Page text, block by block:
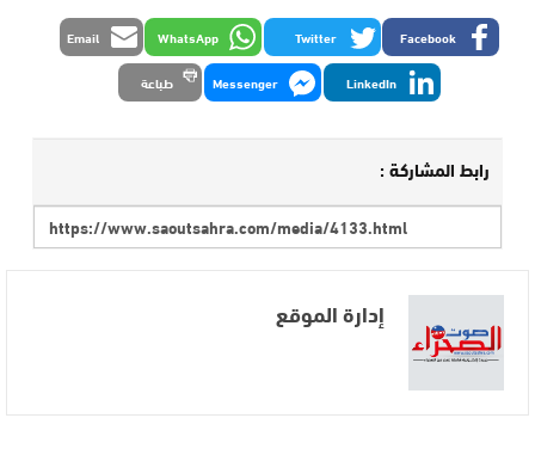
Facebook
Twitter
WhatsApp
Email
LinkedIn
Messenger طباعة
رابط المشاركة :
إدارة الموقع